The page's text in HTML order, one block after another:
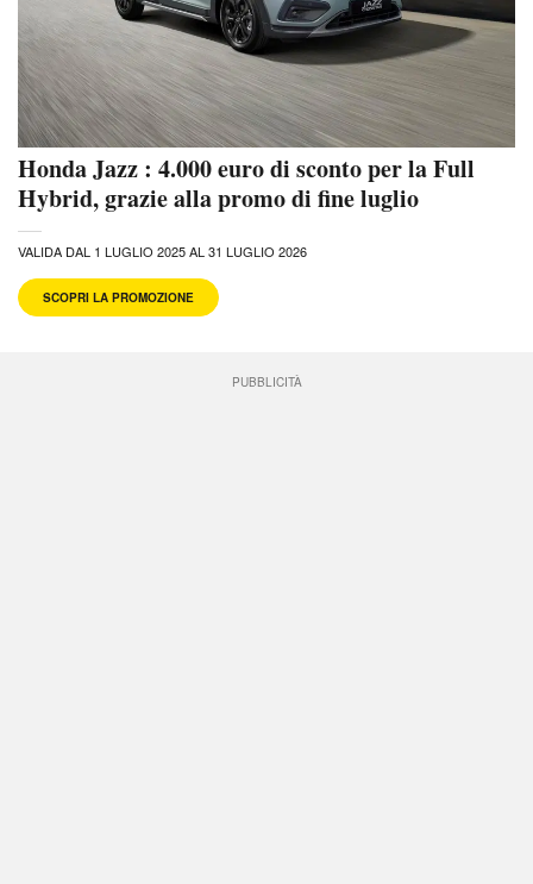
Honda Jazz : 4.000 euro di sconto per la Full
Hybrid, grazie alla promo di fine luglio
VALIDA DAL 1 LUGLIO 2025 AL 31 LUGLIO 2026
SCOPRI LA PROMOZIONE
PUBBLICITÀ